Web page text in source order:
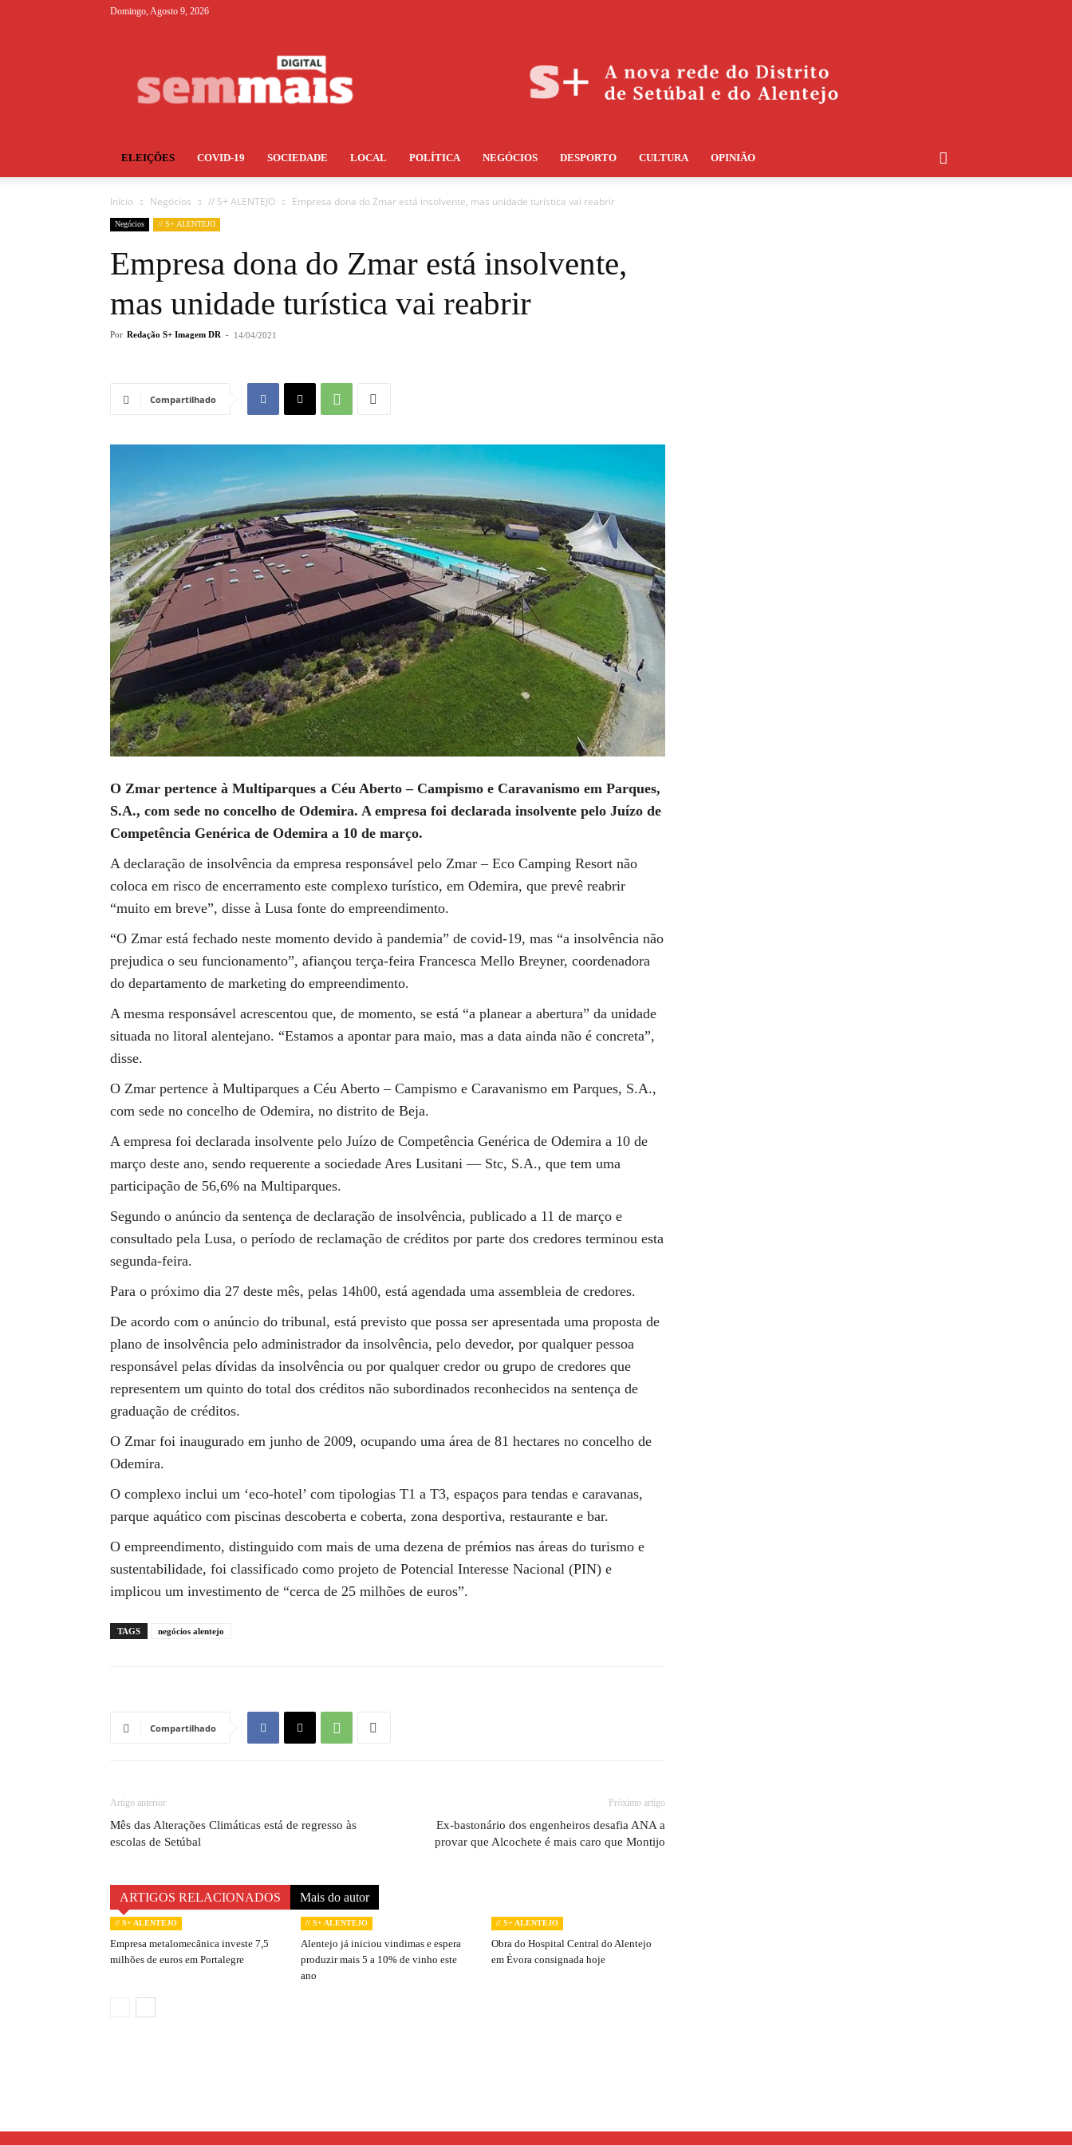
Domingo, Agosto 9, 2026
ELEIÇÕES COVID-19 SOCIEDADE LOCAL POLÍTICA NEGÓCIOS DESPORTO CULTURA OPINIÃO
Início Negócios // S+ ALENTEJO Empresa dona do Zmar está insolvente, mas unidade turística vai reabrir
Negócios // S+ ALENTEJO
Empresa dona do Zmar está insolvente,
mas unidade turística vai reabrir
Por Redação S+ Imagem DR - 14/04/2021
Compartilhado
O Zmar pertence à Multiparques a Céu Aberto – Campismo e Caravanismo em Parques,
S.A., com sede no concelho de Odemira. A empresa foi declarada insolvente pelo Juízo de
Competência Genérica de Odemira a 10 de março.
A declaração de insolvência da empresa responsável pelo Zmar – Eco Camping Resort não
coloca em risco de encerramento este complexo turístico, em Odemira, que prevê reabrir
“muito em breve”, disse à Lusa fonte do empreendimento.
“O Zmar está fechado neste momento devido à pandemia” de covid-19, mas “a insolvência não
prejudica o seu funcionamento”, afiançou terça-feira Francesca Mello Breyner, coordenadora
do departamento de marketing do empreendimento.
A mesma responsável acrescentou que, de momento, se está “a planear a abertura” da unidade
situada no litoral alentejano. “Estamos a apontar para maio, mas a data ainda não é concreta”,
disse.
O Zmar pertence à Multiparques a Céu Aberto – Campismo e Caravanismo em Parques, S.A.,
com sede no concelho de Odemira, no distrito de Beja.
A empresa foi declarada insolvente pelo Juízo de Competência Genérica de Odemira a 10 de
março deste ano, sendo requerente a sociedade Ares Lusitani — Stc, S.A., que tem uma
participação de 56,6% na Multiparques.
Segundo o anúncio da sentença de declaração de insolvência, publicado a 11 de março e
consultado pela Lusa, o período de reclamação de créditos por parte dos credores terminou esta
segunda-feira.
Para o próximo dia 27 deste mês, pelas 14h00, está agendada uma assembleia de credores.
De acordo com o anúncio do tribunal, está previsto que possa ser apresentada uma proposta de
plano de insolvência pelo administrador da insolvência, pelo devedor, por qualquer pessoa
responsável pelas dívidas da insolvência ou por qualquer credor ou grupo de credores que
representem um quinto do total dos créditos não subordinados reconhecidos na sentença de
graduação de créditos.
O Zmar foi inaugurado em junho de 2009, ocupando uma área de 81 hectares no concelho de
Odemira.
O complexo inclui um ‘eco-hotel’ com tipologias T1 a T3, espaços para tendas e caravanas,
parque aquático com piscinas descoberta e coberta, zona desportiva, restaurante e bar.
O empreendimento, distinguido com mais de uma dezena de prémios nas áreas do turismo e
sustentabilidade, foi classificado como projeto de Potencial Interesse Nacional (PIN) e
implicou um investimento de “cerca de 25 milhões de euros”.
TAGS negócios alentejo
Compartilhado
Artigo anterior
Mês das Alterações Climáticas está de regresso às
escolas de Setúbal
Próximo artigo
Ex-bastonário dos engenheiros desafia ANA a
provar que Alcochete é mais caro que Montijo
ARTIGOS RELACIONADOS Mais do autor
// S+ ALENTEJO
Empresa metalomecânica investe 7,5
milhões de euros em Portalegre
// S+ ALENTEJO
Alentejo já iniciou vindimas e espera
produzir mais 5 a 10% de vinho este
ano
// S+ ALENTEJO
Obra do Hospital Central do Alentejo
em Évora consignada hoje